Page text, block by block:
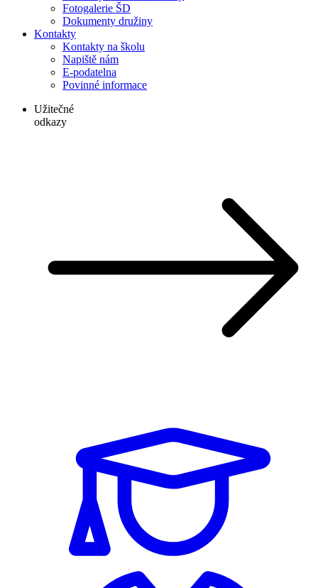
Fotogalerie ŠD
Dokumenty družiny
Kontakty
Kontakty na školu
Napiště nám
E-podatelna
Povinné informace
Užitečné
odkazy